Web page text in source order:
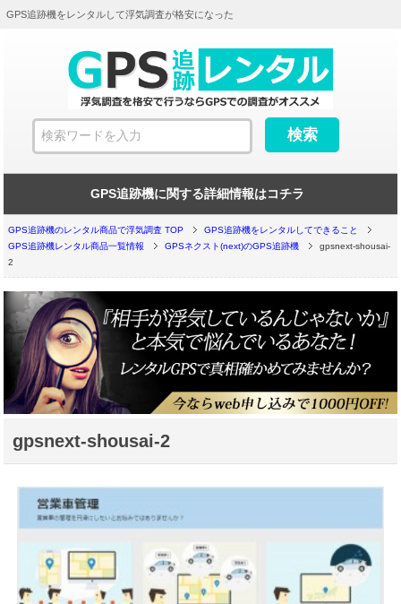
GPS追跡機をレンタルして浮気調査が格安になった
GPS追跡機に関する詳細情報はコチラ
GPS追跡機のレンタル商品で浮気調査 TOP
GPS追跡機をレンタルしてできること
GPS追跡機レンタル商品一覧情報
GPSネクスト(next)のGPS追跡機
gpsnext-shousai-
2
gpsnext-shousai-2